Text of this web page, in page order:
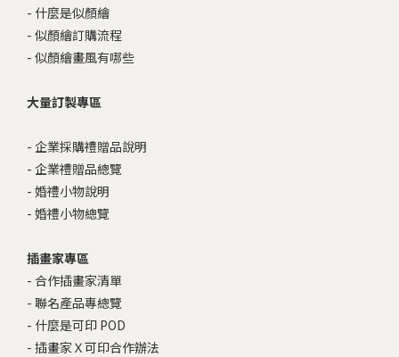
- 什麼是似顏繪
- 似顏繪訂購流程
- 似顏繪畫風有哪些
大量訂製專區
- 企業採購禮贈品說明
- 企業禮贈品總覽
- 婚禮小物說明
- 婚禮小物總覽
插畫家專區
- 合作插畫家清單
- 聯名產品專總覽
- 什麼是可印 POD
- 插畫家Ｘ可印合作辦法